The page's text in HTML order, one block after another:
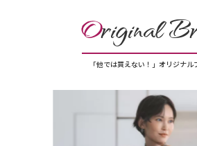
Original
「他では買えない！」オリジナル